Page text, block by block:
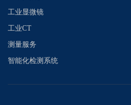
工业显微镜
工业CT
测量服务
智能化检测系统